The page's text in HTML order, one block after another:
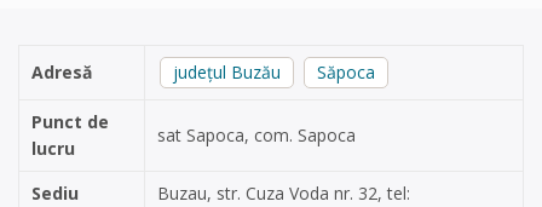
Adresă județul Buzău Săpoca
Punct de
lucru
sat Sapoca, com. Sapoca
Sediu
Buzau, str. Cuza Voda nr. 32, tel: